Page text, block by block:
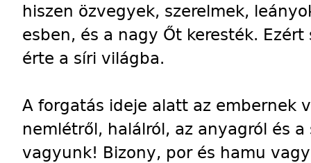
hiszen özvegyek, szerelmek,
esben, és a nagy Őt keresték.
érte a síri világba.
A forgatás ideje alatt az embernek
nemlétről, halálról, az anyagról és
vagyunk! Bizony, por és hamu